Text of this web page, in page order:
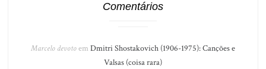
Comentários
Marcelo devotoem Dmitri Shostakovich (1906-1975): Canções e
Valsas (coisa rara)